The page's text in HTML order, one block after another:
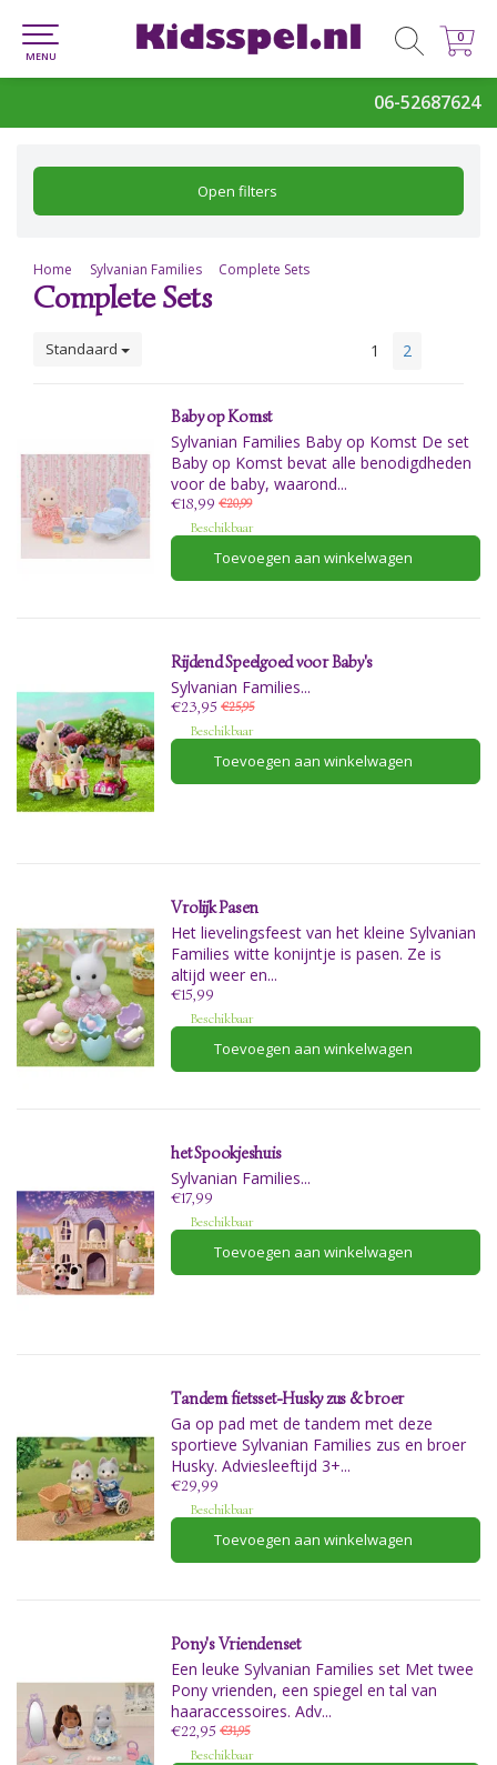
06-52687624
0
0
MENU
Open filters
Home Sylvanian Families Complete Sets
Complete Sets
Standaard 1 2
Baby op Komst
Sylvanian Families Baby op Komst De set
Baby op Komst bevat alle benodigdheden
voor de baby, waarond...
€18,99 €20,99
Beschikbaar
Toevoegen aan winkelwagen
Rijdend Speelgoed voor Baby's
Sylvanian Families...
€23,95 €25,95
Beschikbaar
Toevoegen aan winkelwagen
Vrolijk Pasen
Het lievelingsfeest van het kleine Sylvanian
Families witte konijntje is pasen. Ze is
altijd weer en...
€15,99
Beschikbaar
Toevoegen aan winkelwagen
het Spookjeshuis
Sylvanian Families...
€17,99
Beschikbaar
Toevoegen aan winkelwagen
Tandem fietsset-Husky zus & broer
Ga op pad met de tandem met deze
sportieve Sylvanian Families zus en broer
Husky. Adviesleeftijd 3+...
€29,99
Beschikbaar
Toevoegen aan winkelwagen
Pony's Vriendenset
Een leuke Sylvanian Families set Met twee
Pony vrienden, een spiegel en tal van
haaraccessoires. Adv...
€22,95 €31,95
Beschikbaar